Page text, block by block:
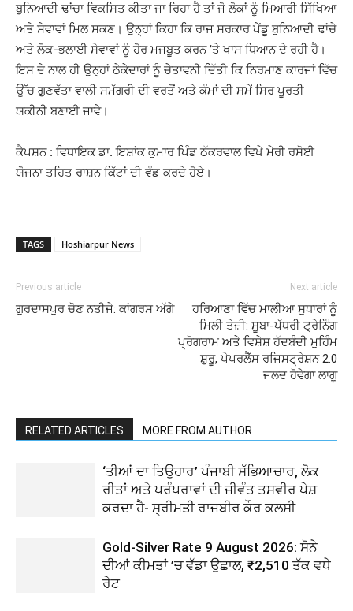
ਬੁਨਿਆਦੀ ਢਾਂਚਾ ਵਿਕਸਿਤ ਕੀਤਾ ਜਾ ਰਿਹਾ ਹੈ ਤਾਂ ਜੋ ਲੋਕਾਂ ਨੂੰ ਮਿਆਰੀ ਸਿੱਖਿਆ
ਅਤੇ ਸੇਵਾਵਾਂ ਮਿਲ ਸਕਣ। ਉਨ੍ਹਾਂ ਕਿਹਾ ਕਿ ਰਾਜ ਸਰਕਾਰ ਪੇਂਡੂ ਬੁਨਿਆਦੀ ਢਾਂਚੇ
ਅਤੇ ਲੋਕ-ਭਲਾਈ ਸੇਵਾਵਾਂ ਨੂੰ ਹੋਰ ਮਜਬੂਤ ਕਰਨ ’ਤੇ ਖਾਸ ਧਿਆਨ ਦੇ ਰਹੀ ਹੈ।
ਇਸ ਦੇ ਨਾਲ ਹੀ ਉਨ੍ਹਾਂ ਠੇਕੇਦਾਰਾਂ ਨੂੰ ਚੇਤਾਵਨੀ ਦਿੱਤੀ ਕਿ ਨਿਰਮਾਣ ਕਾਰਜਾਂ ਵਿੱਚ
ਉੱਚ ਗੁਣਵੱਤਾ ਵਾਲੀ ਸਮੱਗਰੀ ਦੀ ਵਰਤੋਂ ਅਤੇ ਕੰਮਾਂ ਦੀ ਸਮੇਂ ਸਿਰ ਪੂਰਤੀ
ਯਕੀਨੀ ਬਣਾਈ ਜਾਵੇ।
ਕੈਪਸ਼ਨ : ਵਿਧਾਇਕ ਡਾ. ਇਸ਼ਾਂਕ ਕੁਮਾਰ ਪਿੰਡ ਠੱਕਰਵਾਲ ਵਿਖੇ ਮੇਰੀ ਰਸੋਈ
ਯੋਜਨਾ ਤਹਿਤ ਰਾਸ਼ਨ ਕਿੱਟਾਂ ਦੀ ਵੰਡ ਕਰਦੇ ਹੋਏ।
TAGS Hoshiarpur News
Previous article
ਗੁਰਦਾਸਪੁਰ ਚੋਣ ਨਤੀਜੇ: ਕਾਂਗਰਸ ਅੱਗੇ
Next article
ਹਰਿਆਣਾ ਵਿੱਚ ਮਾਲੀਆ ਸੁਧਾਰਾਂ ਨੂੰ
ਮਿਲੀ ਤੇਜ਼ੀ: ਸੂਬਾ-ਪੱਧਰੀ ਟ੍ਰੇਨਿੰਗ
ਪ੍ਰੋਗਰਾਮ ਅਤੇ ਵਿਸ਼ੇਸ਼ ਹੱਦਬੰਦੀ ਮੁਹਿੰਮ
ਸ਼ੁਰੂ, ਪੇਪਰਲੈੱਸ ਰਜਿਸਟ੍ਰੇਸ਼ਨ 2.0
ਜਲਦ ਹੋਵੇਗਾ ਲਾਗੂ
RELATED ARTICLES MORE FROM AUTHOR
‘ਤੀਆਂ ਦਾ ਤਿਉਹਾਰ’ ਪੰਜਾਬੀ ਸੱਭਿਆਚਾਰ, ਲੋਕ
ਰੀਤਾਂ ਅਤੇ ਪਰੰਪਰਾਵਾਂ ਦੀ ਜੀਵੰਤ ਤਸਵੀਰ ਪੇਸ਼
ਕਰਦਾ ਹੈ- ਸ੍ਰੀਮਤੀ ਰਾਜਬੀਰ ਕੌਰ ਕਲਸੀ
Gold-Silver Rate 9 August 2026: ਸੋਨੇ
ਦੀਆਂ ਕੀਮਤਾਂ ’ਚ ਵੱਡਾ ਉਛਾਲ, ₹2,510 ਤੱਕ ਵਧੇ
ਰੇਟ